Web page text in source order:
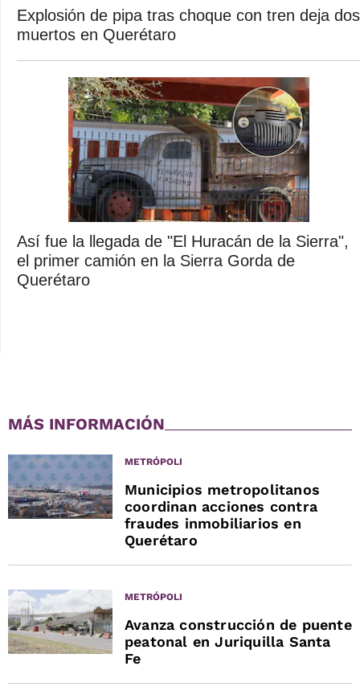
Explosión de pipa tras choque con tren deja dos
muertos en Querétaro
Así fue la llegada de "El Huracán de la Sierra",
el primer camión en la Sierra Gorda de
Querétaro
MÁS INFORMACIÓN
METRÓPOLI
Municipios metropolitanos
coordinan acciones contra
fraudes inmobiliarios en
Querétaro
METRÓPOLI
Avanza construcción de puente
peatonal en Juriquilla Santa
Fe